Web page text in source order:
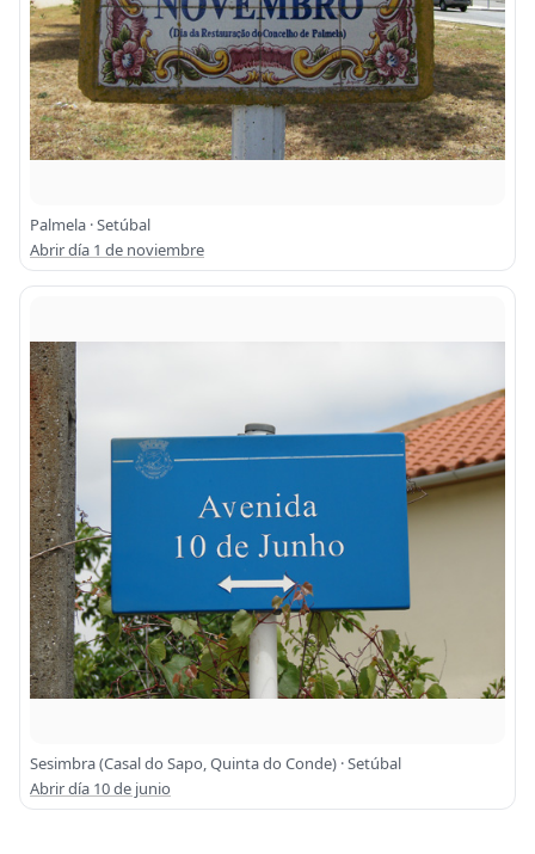
Palmela · Setúbal
Abrir día 1 de noviembre
Sesimbra (Casal do Sapo, Quinta do Conde) · Setúbal
Abrir día 10 de junio